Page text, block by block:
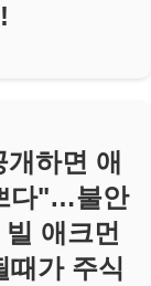
하면 애
다"…불안
애크먼
때가 주식